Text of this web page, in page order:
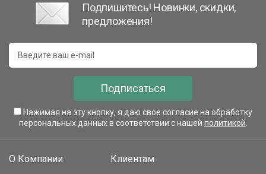
Подпишитесь! Новинки, скидки,
предложения!
Подписаться
Нажимая на эту кнопку, я даю свое согласие на обработку
персональных данных в соответствии с нашей политикой
О Компании
Клиентам